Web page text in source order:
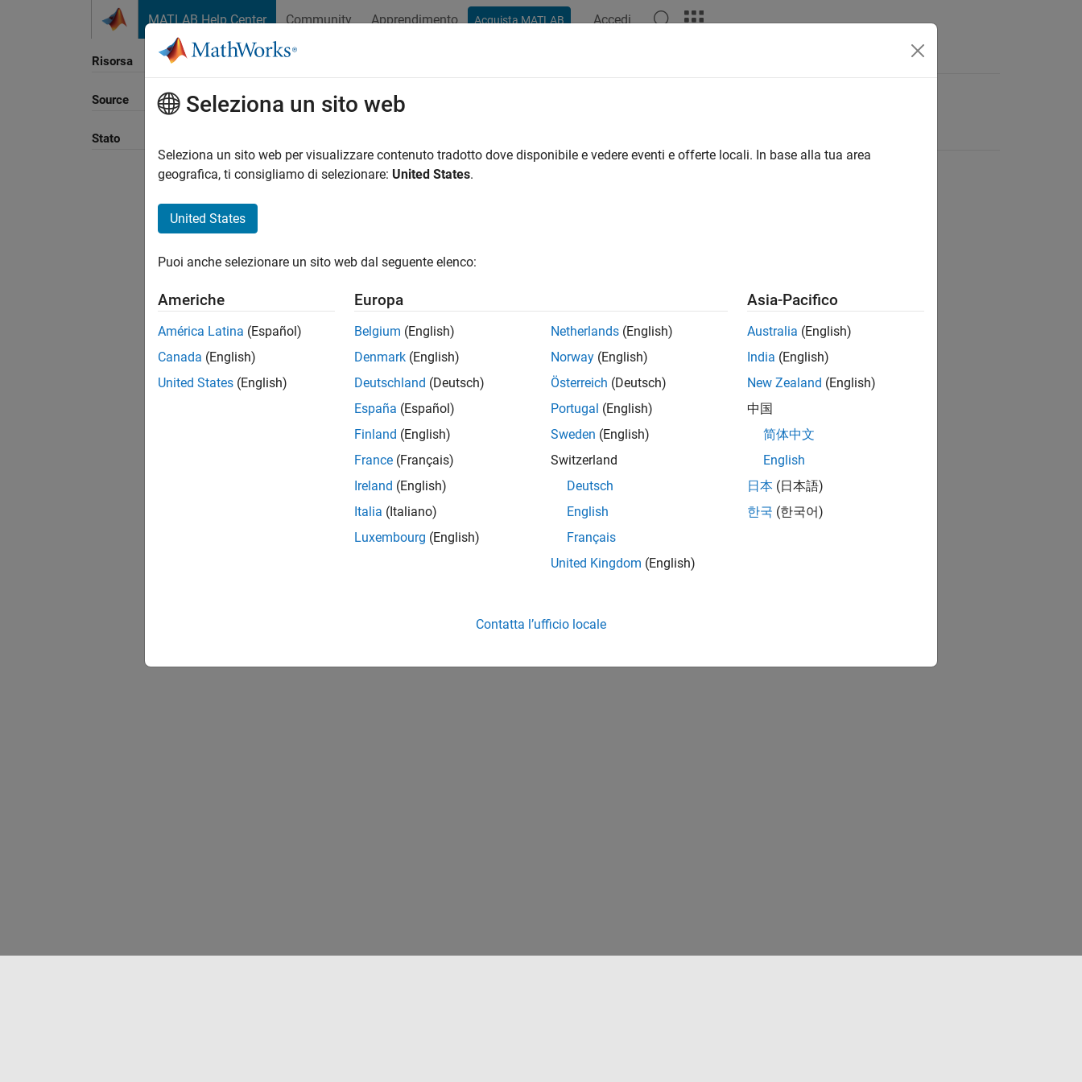
MATLAB Help Center Community Apprendimento Acquista MATLAB Accedi
Risorsa
Source
Stato
Ordina per
Seleziona un sito web
Seleziona un sito web per visualizzare contenuto tradotto dove disponibile e vedere eventi e offerte locali. In base alla tua area
geografica, ti consigliamo di selezionare: United States.
United States
Puoi anche selezionare un sito web dal seguente elenco:
Americhe
América Latina (Español)
Canada (English)
United States (English)
Europa
Belgium (English)
Denmark (English)
Deutschland (Deutsch)
España (Español)
Finland (English)
France (Français)
Ireland (English)
Italia (Italiano)
Luxembourg (English)
Netherlands (English)
Norway (English)
Österreich (Deutsch)
Portugal (English)
Sweden (English)
Switzerland
Deutsch
English
Français
United Kingdom (English)
Asia-Pacifico
Australia (English)
India (English)
New Zealand (English)
中国
简体中文
English
日本 (日本語)
한국 (한국어)
Contatta l’ufficio locale